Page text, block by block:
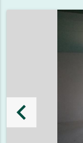
keyboard_arrow_left